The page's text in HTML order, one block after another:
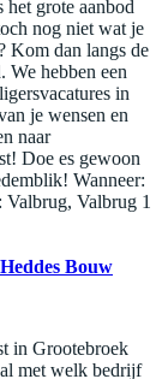
grote aanbod
nog niet wat je
Kom dan langs de
hebben een
in
je wensen en
naar
Doe es gewoon
Wanneer:
Valbrug, Valbrug 1
Bouw
in Grootebroek
met welk bedrijf